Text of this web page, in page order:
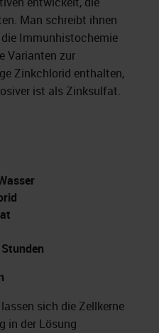
Man schreibt ihnen
Immunhistochemie
Varianten zur
Zinkchlorid enthalten,
ist als Zinksulfat.
sich die Zellkerne
in der Lösung